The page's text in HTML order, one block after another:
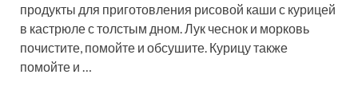
продукты для приготовления рисовой каши с курицей
в кастрюле с толстым дном. Лук чеснок и морковь
почистите, помойте и обсушите. Курицу также
помойте и …